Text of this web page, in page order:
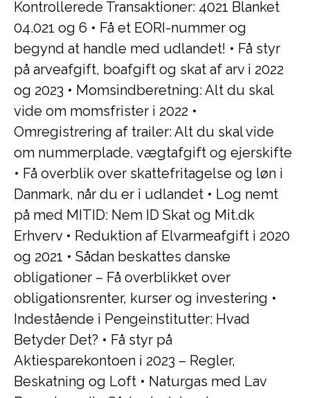
Kontrollerede Transaktioner: 4021 Blanket
04.021 og 6 • Få et EORI-nummer og
begynd at handle med udlandet! • Få styr
på arveafgift, boafgift og skat af arv i 2022
og 2023 • Momsindberetning: Alt du skal
vide om momsfrister i 2022 •
Omregistrering af trailer: Alt du skal vide
om nummerplade, vægtafgift og ejerskifte
• Få overblik over skattefritagelse og løn i
Danmark, når du er i udlandet • Log nemt
på med MITID: Nem ID Skat og Mit.dk
Erhverv• Reduktion af Elvarmeafgift i 2020
og 2021 • Sådan beskattes danske
obligationer – Få overblikket over
obligationsrenter, kurser og investering •
Indestående i Pengeinstitutter: Hvad
Betyder Det? • Få styr på
Aktiesparekontoen i 2023 – Regler,
Beskatning og Loft • Naturgas med Lav